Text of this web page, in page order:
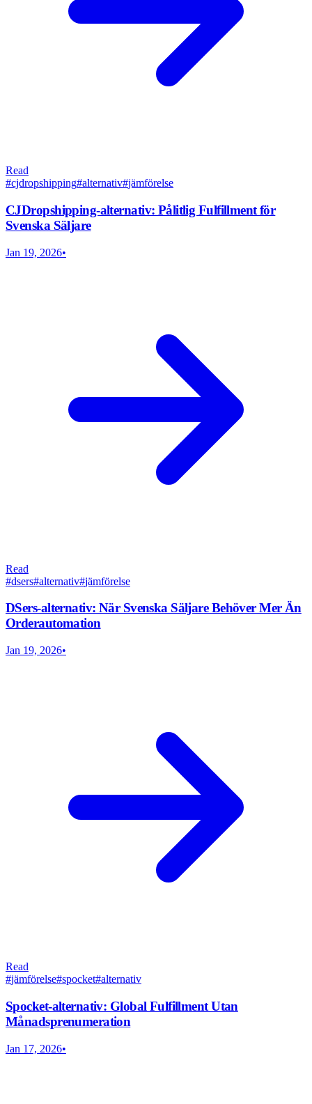
Read
#cjdropshipping#alternativ#jämförelse
CJDropshipping-alternativ: Pålitlig Fulfillment för
Svenska Säljare
Jan 19, 2026•
Read
#dsers#alternativ#jämförelse
DSers-alternativ: När Svenska Säljare Behöver Mer Än
Orderautomation
Jan 19, 2026•
Read
#jämförelse#spocket#alternativ
Spocket-alternativ: Global Fulfillment Utan
Månadsprenumeration
Jan 17, 2026•